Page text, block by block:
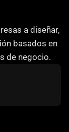
a diseñar,
basados en
de negocio.